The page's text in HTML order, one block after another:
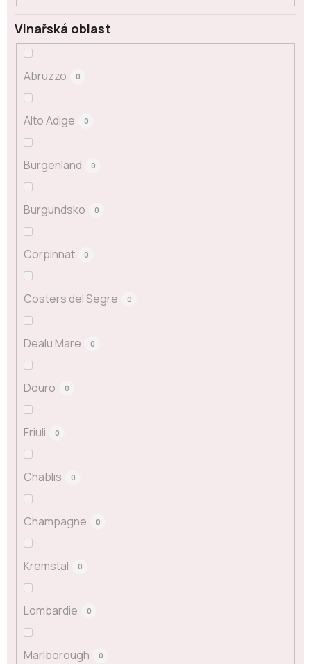
Vinařská oblast
Abruzzo 0
Alto Adige 0
Burgenland 0
Burgundsko 0
Corpinnat 0
Costers del Segre 0
Dealu Mare 0
Douro 0
Friuli 0
Chablis 0
Champagne 0
Kremstal 0
Lombardie 0
Marlborough 0